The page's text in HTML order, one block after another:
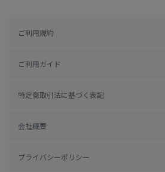
ご利用規約
ご利用ガイド
特定商取引法に基づく表記
会社概要
プライバシーポリシー